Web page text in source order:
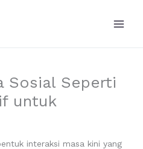
Sosial Seperti
untuk
interaksi masa kini yang